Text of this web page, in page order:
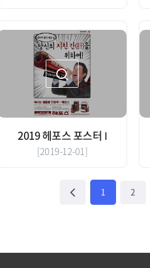
2019 헤포스 포스터 Ⅰ
[2019-12-01]
1 2